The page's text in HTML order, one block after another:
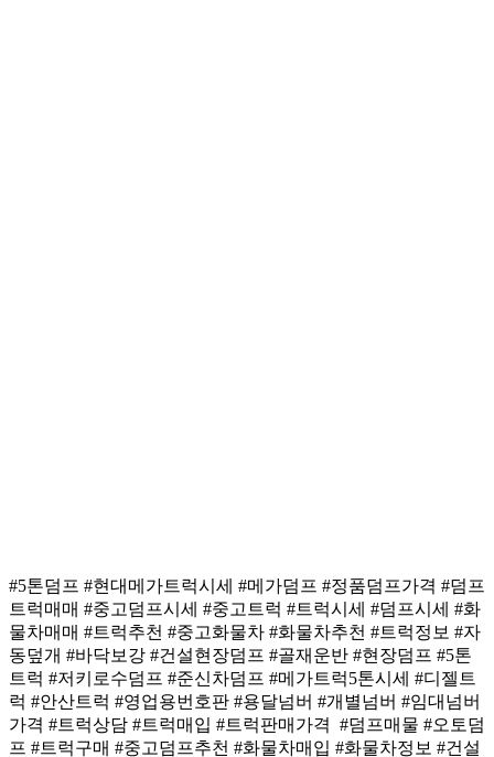
#5톤덤프 #현대메가트럭시세 #메가덤프 #정품덤프가격 #덤프
트럭매매 #중고덤프시세 #중고트럭 #트럭시세 #덤프시세 #화
물차매매 #트럭추천 #중고화물차 #화물차추천 #트럭정보 #자
동덮개 #바닥보강 #건설현장덤프 #골재운반 #현장덤프 #5톤
트럭 #저키로수덤프 #준신차덤프 #메가트럭5톤시세 #디젤트
럭 #안산트럭 #영업용번호판 #용달넘버 #개별넘버 #임대넘버
가격 #트럭상담 #트럭매입 #트럭판매가격 #덤프매물 #오토덤
프 #트럭구매 #중고덤프추천 #화물차매입 #화물차정보 #건설